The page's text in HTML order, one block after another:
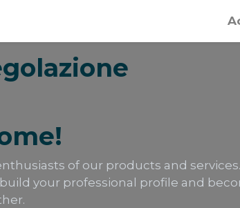
of our products and services.
your professional profile and